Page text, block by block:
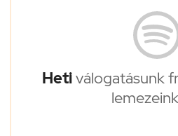
Hetiválogatásunk